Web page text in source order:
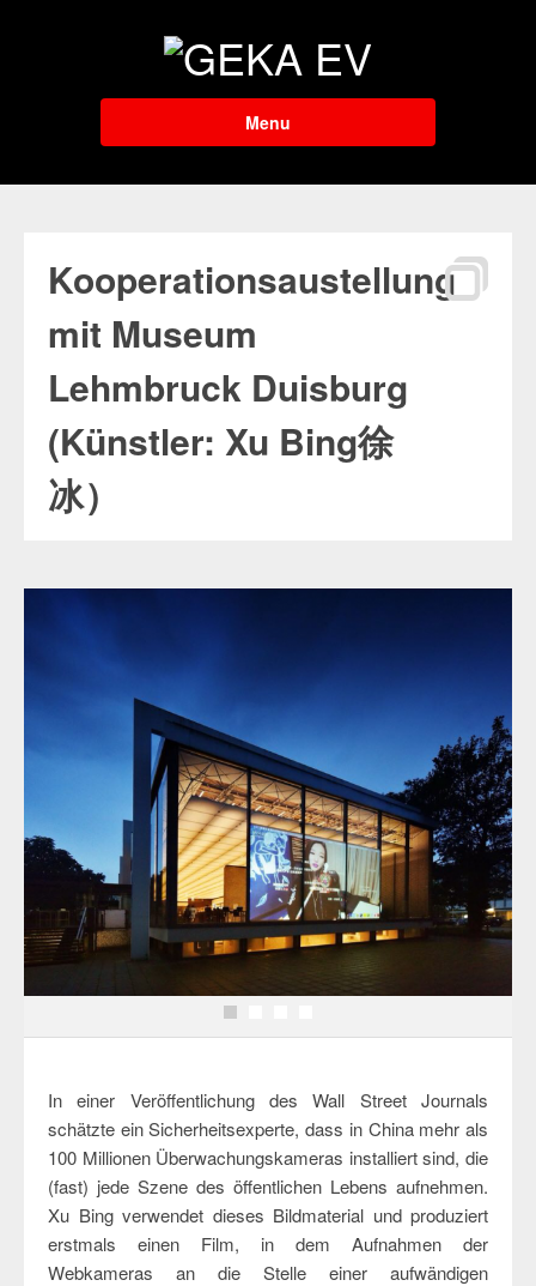
Menu
Kooperationsaustellung
mit Museum
Lehmbruck Duisburg
(Künstler: Xu Bing徐
冰）
In einer Veröffentlichung des Wall Street Journals
schätzte ein Sicherheitsexperte, dass in China mehr als
100 Millionen Überwachungskameras installiert sind, die
(fast) jede Szene des öffentlichen Lebens aufnehmen.
Xu Bing verwendet dieses Bildmaterial und produziert
erstmals einen Film, in dem Aufnahmen der
Webkameras an die Stelle einer aufwändigen